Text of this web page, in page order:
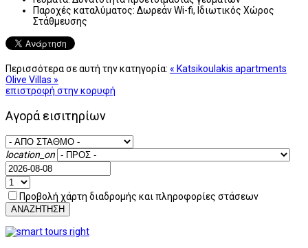
Παροχές καταλύματος: Δωρεάν Wi-fi, Ιδιωτικός Χώρος
Στάθμευσης
Περισσότερα σε αυτή την κατηγορία: « Katsikoulakis apartments
Olive Villas »
επιστροφή στην κορυφή
Αγορά εισιτηρίων
location_on
Προβολή χάρτη διαδρομής και πληροφορίες στάσεων
ΑΝΑΖΗΤΗΣΗ